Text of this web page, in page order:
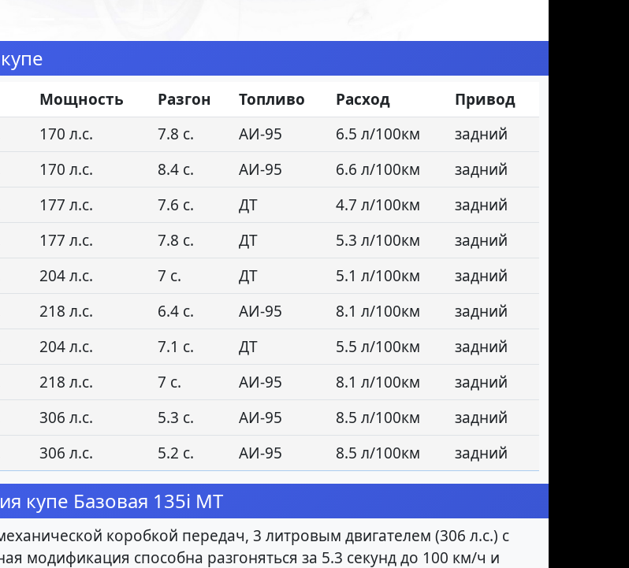
Мощность Разгон Топливо Расход
Привод
170 л.с. 7.8 с. АИ-95 6.5 л/100км
задний
170 л.с. 8.4 с. АИ-95 6.6 л/100км
задний
177 л.с. 7.6 с. ДТ 4.7 л/100км
задний
177 л.с. 7.8 с. ДТ 5.3 л/100км
задний
204 л.с. 7 с. ДТ 5.1 л/100км
задний
218 л.с. 6.4 с. АИ-95 8.1 л/100км
задний
204 л.с. 7.1 с. ДТ 5.5 л/100км
задний
218 л.с. 7 с. АИ-95 8.1 л/100км
задний
306 л.с. 5.3 с. АИ-95 8.5 л/100км
задний
306 л.с. 5.2 с. АИ-95 8.5 л/100км задний
купе Базовая 135i MT
коробкой передач, 3 литровым двигателем (306 л.с.) с
модификация способна разгоняться за 5.3 секунд до 100 км/ч и